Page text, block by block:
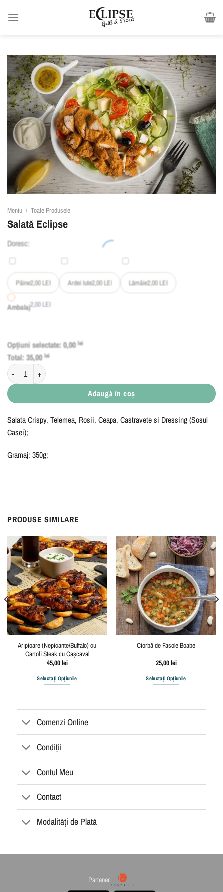
Meniu / Toate Produsele
Salată Eclipse
Doresc:
Pâine2,00LEI Ardei Iute2,00LEI Lămâie2,00LEI
Ambalaj2,00LEI
Opțiuni selectate:0,00lei
Total:35,00lei
Cantitate Salată Eclipse
Adaugă în coș
Salata Crispy, Telemea, Rosii, Ceapa, Castravete si Dressing (Sosul
Casei);
Gramaj: 350g;
PRODUSE SIMILARE
Aripioare (Nepicante/Buffalo) cu
Cartofi Steak cu Cașcaval
45,00lei
Selectați Opțiunile
Ciorbă de Fasole Boabe
25,00lei
Selectați Opțiunile
Comenzi Online
Condiții
Contul Meu
Contact
Modalități de Plată
Partener